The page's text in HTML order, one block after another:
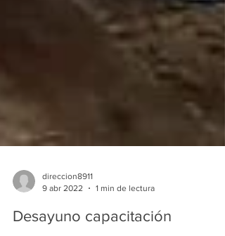
1 min de lectura